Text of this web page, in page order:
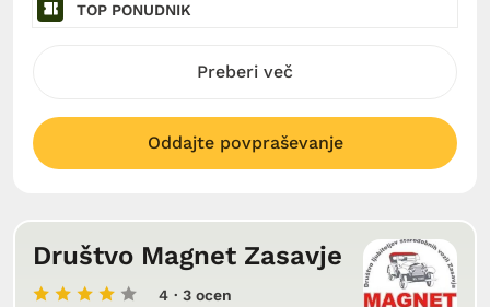
TOP PONUDNIK
Preberi več
Oddajte povpraševanje
Društvo Magnet Zasavje
4 · 3 ocen